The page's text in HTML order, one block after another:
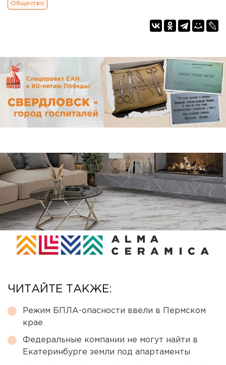
Общество
ЧИТАЙТЕ ТАКЖЕ:
Режим БПЛА-опасности ввели в Пермском
крае
Федеральные компании не могут найти в
Екатеринбурге земли под апартаменты